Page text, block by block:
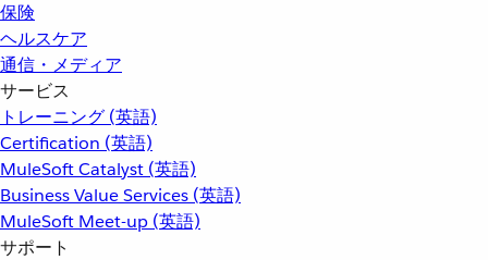
保険
ヘルスケア
通信・メディア
サービス
トレーニング (英語)
Certification (英語)
MuleSoft Catalyst (英語)
Business Value Services (英語)
MuleSoft Meet-up (英語)
サポート